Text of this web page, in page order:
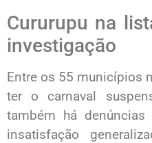
Cururupu na
investigação
Entre os 55 municípios
ter o carnaval
também há
insatisfação